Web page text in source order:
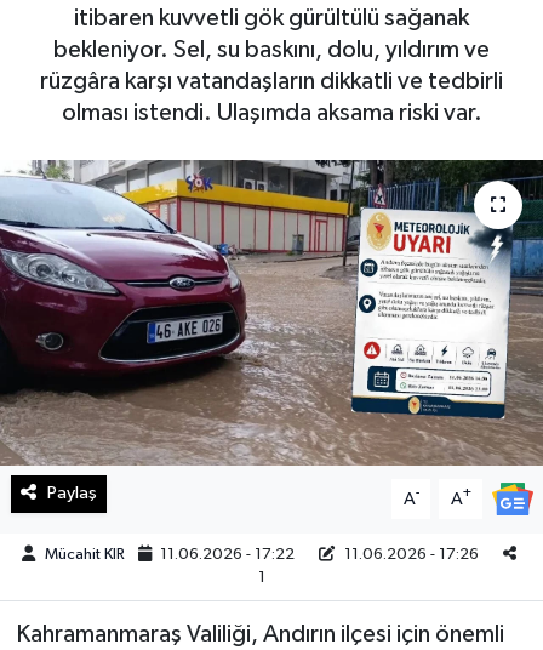
itibaren kuvvetli gök gürültülü sağanak
bekleniyor. Sel, su baskını, dolu, yıldırım ve
rüzgâra karşı vatandaşların dikkatli ve tedbirli
olması istendi. Ulaşımda aksama riski var.
Paylaş A- A+
Mücahit KIR 11.06.2026 - 17:22
11.06.2026 - 17:26
1
Kahramanmaraş Valiliği, Andırın ilçesi için önemli
Haberde İnsan
Kültür Sanat
Magazin
Manşet Altı
Manşetler
Resmi İlan
Sağlık
Spor
Teknoloji